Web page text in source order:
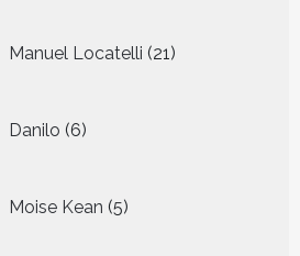
Manuel Locatelli 21
producten
Danilo 6
producten
Moise Kean 5
producten